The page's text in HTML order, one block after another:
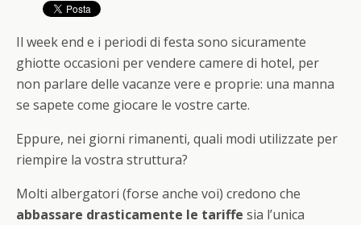
Il week end e i periodi di festa sono sicuramente
ghiotte occasioni per vendere camere di hotel, per
non parlare delle vacanze vere e proprie: una manna
se sapete come giocare le vostre carte.
Eppure, nei giorni rimanenti, quali modi utilizzate per
riempire la vostra struttura?
Molti albergatori (forse anche voi) credono che
abbassare drasticamente le tariffe sia l’unica